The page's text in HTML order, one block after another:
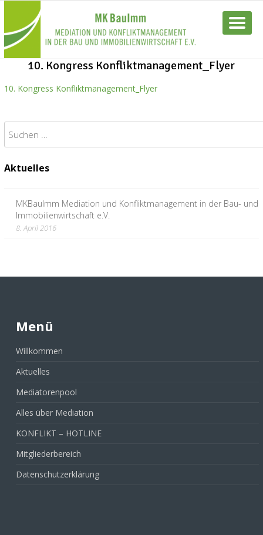
10. Kongress Konfliktmanagement_Flyer
10. Kongress Konfliktmanagement_Flyer
nach:
Aktuelles
MKBauImm Mediation und Konfliktmanagement in der Bau- und
Immobilienwirtschaft e.V.
8. April 2016
Menü
Willkommen
Aktuelles
Mediatorenpool
Alles über Mediation
KONFLIKT – HOTLINE
Mitgliederbereich
Datenschutzerklärung